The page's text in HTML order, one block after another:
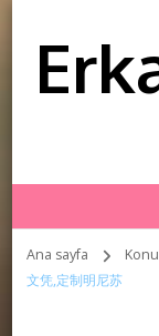
Ana sayfa
文凭,定制明尼苏